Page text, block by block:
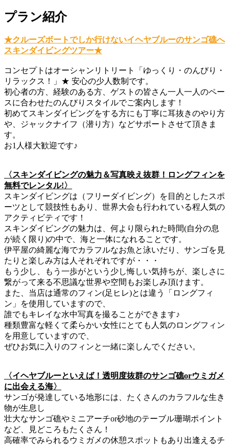
プラン紹介
★クルーズボートでしか行けないイヘヤブルーのサンゴ礁へ
スキンダイビングツアー★
コンセプトはオーシャンリトリート「ゆっくり・のんびり・
リラックス！」★ 安心の少人数制です。
初心者の方、経験のある方、ゲストの皆さん一人一人のペー
スに合わせたのんびりスタイルでご案内します！
初めてスキンダイビングをする方にも丁寧に耳抜きのやり方
や、ジャックナイフ（潜り方）などサポートさせて頂きま
す。
お1人様大歓迎です♪
〈スキンダイビングの魅力＆写真映え抜群！ロングフィンを
無料でレンタル!〉
スキンダイビングは（フリーダイビング）を目的としたスポ
ーツとして競技性もあり、世界大会も行われている程人気の
アクティビティです！
スキンダイビングの魅力は、何より限られた時間(自分の息
が続く限り)の中で、海と一体になれることです。
伊平屋の綺麗な海でカラフルなお魚と泳いだり、サンゴを見
たりと楽しみ方は人それぞれですが・・・
もう少し、もう一歩がという少し悔しい気持ちが、楽しさに
繋がって来る不思議な世界や空間もお楽しみ頂けます。
また、当店は通常のフィン(足ヒレ)とは違う「ロングフィ
ン」を使用していますので、
誰でもキレイな水中写真を撮ることができます♪
種類豊富な軽くて柔らかい女性にとても人気のロングフィン
を用意していますので、
ぜひお気に入りのフィンと一緒に楽しんでください。
〈イヘヤブルーといえば！透明度抜群のサンゴ礁orウミガメ
に出会える海〉
サンゴが発達している地形には、たくさんのカラフルな生き
物が生息し
壮大なサンゴ礁やミニアーチor砂地のテーブル珊瑚ポイント
など、見どころもたくさん！
高確率でみられるウミガメの休憩スポットもあり出逢えるチ